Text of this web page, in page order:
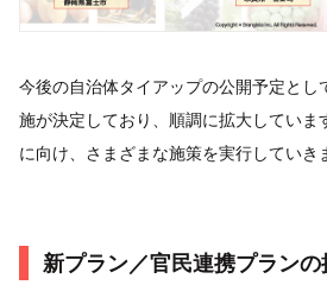
今後の自治体タイアップの公開予定と
施が決定しており、順調に拡大していま
に向け、さまざまな施策を実行していき
新プラン／官民連携プラン